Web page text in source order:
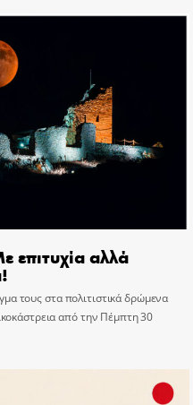
επιτυχία αλλά
τους στα πολιτιστικά δρώμενα
από την Πέμπτη 30